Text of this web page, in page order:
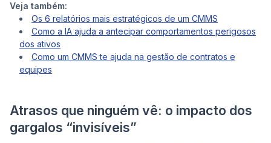
Veja também:
Os 6 relatórios mais estratégicos de um CMMS
Como a IA ajuda a antecipar comportamentos perigosos
dos ativos
Como um CMMS te ajuda na gestão de contratos e
equipes
Atrasos que ninguém vê: o impacto dos
gargalos “invisíveis”